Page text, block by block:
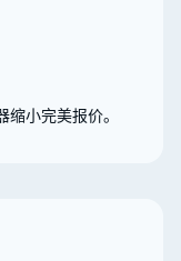
小完美报价。